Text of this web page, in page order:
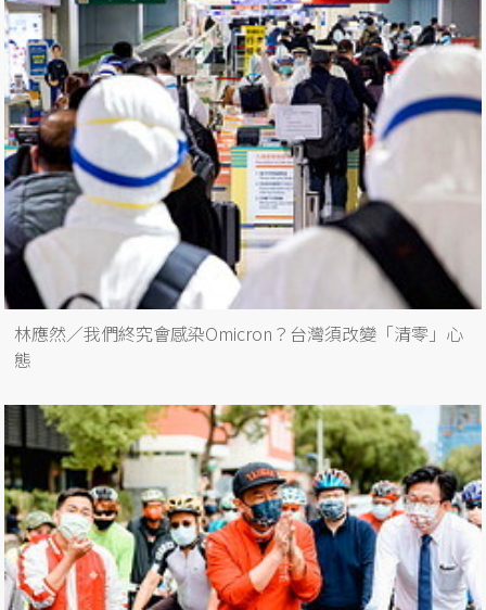
林應然／我們終究會感染Omicron？台灣須改變「清零」心
態